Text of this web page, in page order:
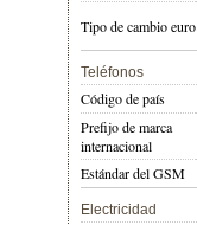
Tipo de cambio euro
Teléfonos
Código de país
Prefijo de marca
internacional
Estándar del GSM
Electricidad